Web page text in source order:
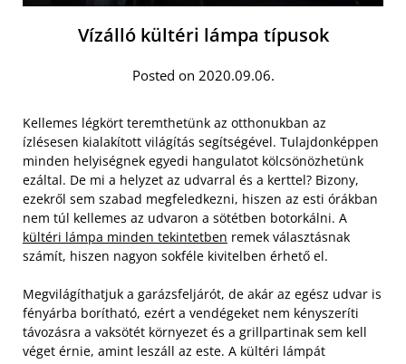
Vízálló kültéri lámpa típusok
Posted on 2020.09.06.
Kellemes légkört teremthetünk az otthonukban az
ízlésesen kialakított világítás segítségével. Tulajdonképpen
minden helyiségnek egyedi hangulatot kölcsönözhetünk
ezáltal. De mi a helyzet az udvarral és a kerttel? Bizony,
ezekről sem szabad megfeledkezni, hiszen az esti órákban
nem túl kellemes az udvaron a sötétben botorkálni. A
kültéri lámpa minden tekintetben remek választásnak
számít, hiszen nagyon sokféle kivitelben érhető el.
Megvilágíthatjuk a garázsfeljárót, de akár az egész udvar is
fényárba borítható, ezért a vendégeket nem kényszeríti
távozásra a vaksötét környezet és a grillpartinak sem kell
véget érnie, amint leszáll az este. A kültéri lámpát